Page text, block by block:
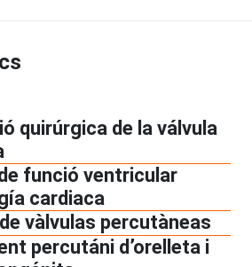
quirúrgica de la válvula
funció ventricular
cardiaca
vàlvulas percutàneas
percutáni d’orelleta i